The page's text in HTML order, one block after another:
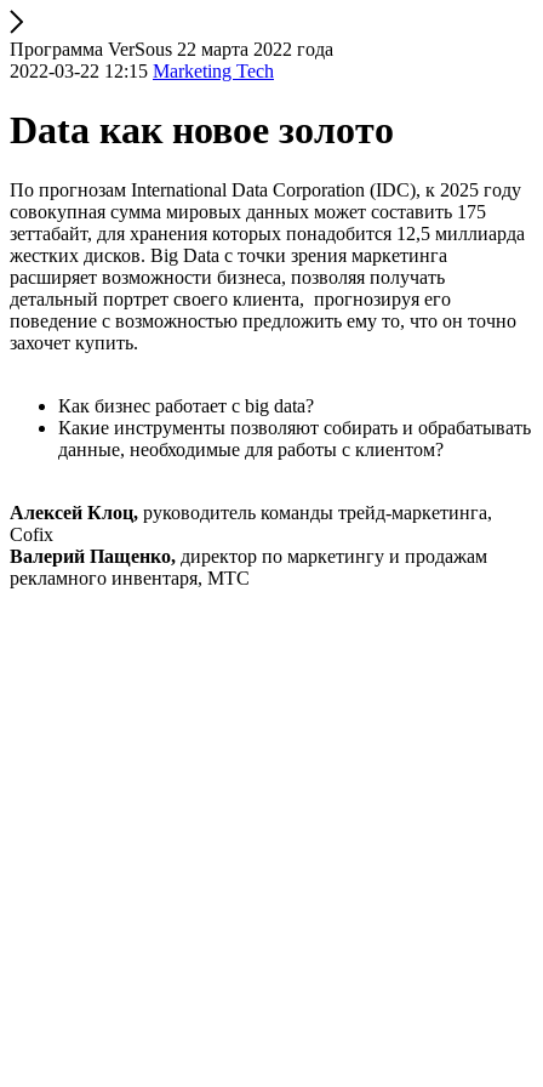
Программа VerSous 22 марта 2022 года
2022-03-22 12:15 Marketing Tech
Data как новое золото
По прогнозам International Data Corporation (IDC), к 2025 году
совокупная сумма мировых данных может составить 175
зеттабайт, для хранения которых понадобится 12,5 миллиарда
жестких дисков. Big Data с точки зрения маркетинга
расширяет возможности бизнеса, позволяя получать
детальный портрет своего клиента, прогнозируя его
поведение с возможностью предложить ему то, что он точно
захочет купить.
Как бизнес работает с big data?
Какие инструменты позволяют собирать и обрабатывать
данные, необходимые для работы с клиентом?
Алексей Клоц, руководитель команды трейд-маркетинга,
Cofix
Валерий Пащенко, директор по маркетингу и продажам
рекламного инвентаря, МТС